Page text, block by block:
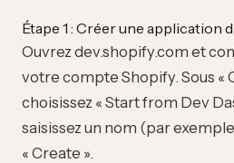
Étape 1 : Créer une application
Ouvrez dev.shopify.com et
votre compte Shopify. Sous «
choisissez « Start from Dev
saisissez un nom (par
« Create ».